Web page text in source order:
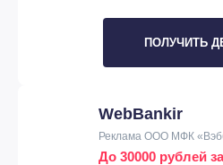
ПОЛУЧИТЬ
WebBankir
Реклама ООО МФК
До 30000 рублей